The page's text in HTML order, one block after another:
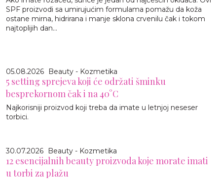
SPF proizvodi sa umirujućim formulama pomažu da koža
ostane mirna, hidrirana i manje sklona crvenilu čak i tokom
najtoplijih dan...
05.08.2026 Beauty - Kozmetika
5 setting sprejeva koji će održati šminku
besprekornom čak i na 40°C
Najkorisniji proizvod koji treba da imate u letnjoj neseser
torbici.
30.07.2026 Beauty - Kozmetika
12 esencijalnih beauty proizvoda koje morate imati
u torbi za plažu